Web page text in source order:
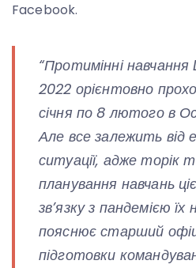
Facebook.
“Протимінні
2022 орієнтовно
січня по 8 лютого в
Але все залежить від
ситуації, адже торік
планування навчань
зв’язку з пандемією
пояснює старший
підготовки